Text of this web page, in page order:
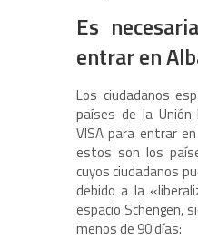
Es
entrar en
Los ciudadanos
países de la Unión
VISA para entrar
estos son los
cuyos ciudadanos
debido a la
espacio Schengen,
menos de 90 días: